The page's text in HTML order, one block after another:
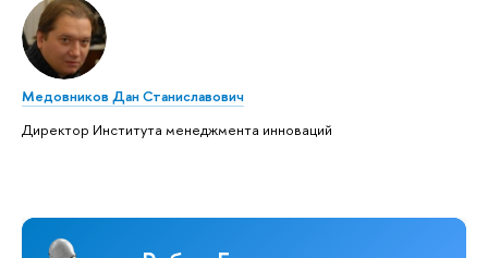
Медовников Дан Станиславович
Директор Института менеджмента инноваций